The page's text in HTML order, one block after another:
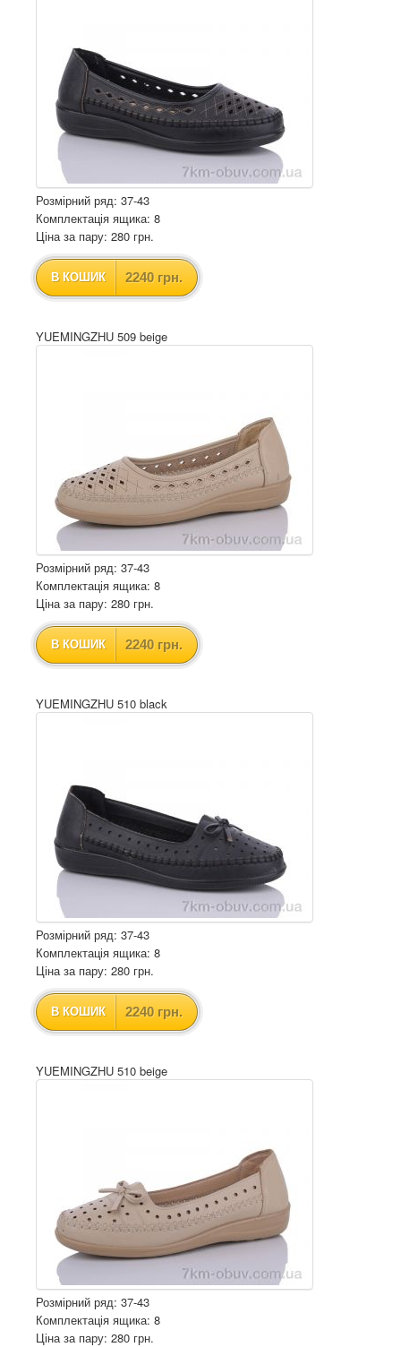
Розмірний ряд: 37-43
Комплектація ящика: 8
Ціна за пару: 280 грн.
В КОШИК 2240 грн.
YUEMINGZHU 509 beige
Розмірний ряд: 37-43
Комплектація ящика: 8
Ціна за пару: 280 грн.
В КОШИК 2240 грн.
YUEMINGZHU 510 black
Розмірний ряд: 37-43
Комплектація ящика: 8
Ціна за пару: 280 грн.
В КОШИК 2240 грн.
YUEMINGZHU 510 beige
Розмірний ряд: 37-43
Комплектація ящика: 8
Ціна за пару: 280 грн.